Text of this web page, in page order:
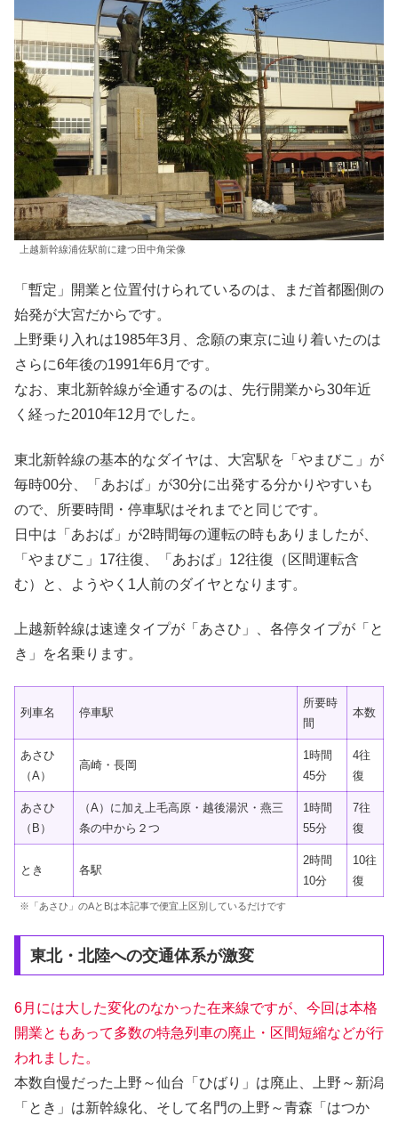
上越新幹線浦佐駅前に建つ田中角栄像
「暫定」開業と位置付けられているのは、まだ首都圏側の
始発が大宮だからです。
上野乗り入れは1985年3月、念願の東京に辿り着いたのは
さらに6年後の1991年6月です。
なお、東北新幹線が全通するのは、先行開業から30年近
く経った2010年12月でした。
東北新幹線の基本的なダイヤは、大宮駅を「やまびこ」が
毎時00分、「あおば」が30分に出発する分かりやすいも
ので、所要時間・停車駅はそれまでと同じです。
日中は「あおば」が2時間毎の運転の時もありましたが、
「やまびこ」17往復、「あおば」12往復（区間運転含
む）と、ようやく1人前のダイヤとなります。
上越新幹線は速達タイプが「あさひ」、各停タイプが「と
き」を名乗ります。
列車名 停車駅
所要時
間
本数
あさひ
（A）
高崎・長岡
1時間
45分
4往
復
あさひ
（B）
（A）に加え上毛高原・越後湯沢・燕三
条の中から２つ
1時間
55分
7往
復
とき 各駅
2時間
10分
10往
復
※「あさひ」のAとBは本記事で便宜上区別しているだけです
東北・北陸への交通体系が激変
6月には大した変化のなかった在来線ですが、今回は本格
開業ともあって多数の特急列車の廃止・区間短縮などが行
われました。
本数自慢だった上野～仙台「ひばり」は廃止、上野～新潟
「とき」は新幹線化、そして名門の上野～青森「はつか